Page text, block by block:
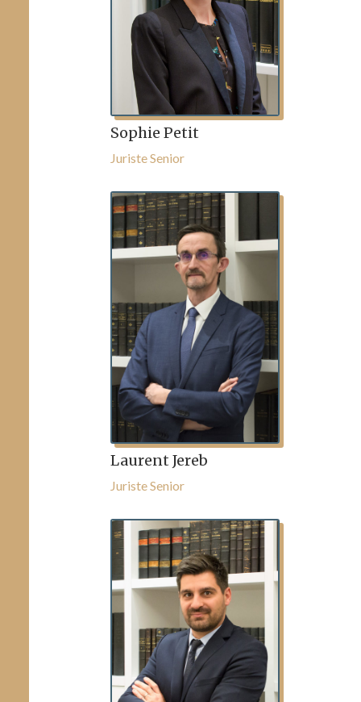
Sophie Petit
Juriste Senior
Laurent Jereb
Juriste Senior